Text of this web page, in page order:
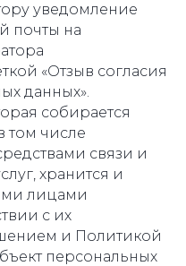
уведомление
почты на
«Отзыв согласия
данных».
собирается
том числе
связи и
хранится и
лицами
с их
и Политикой
персональных